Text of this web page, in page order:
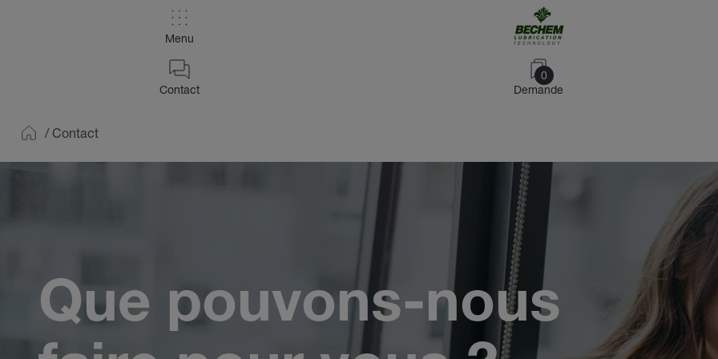
Menu
0
Demande
Contact
/ Contact
Que pouvons-nous